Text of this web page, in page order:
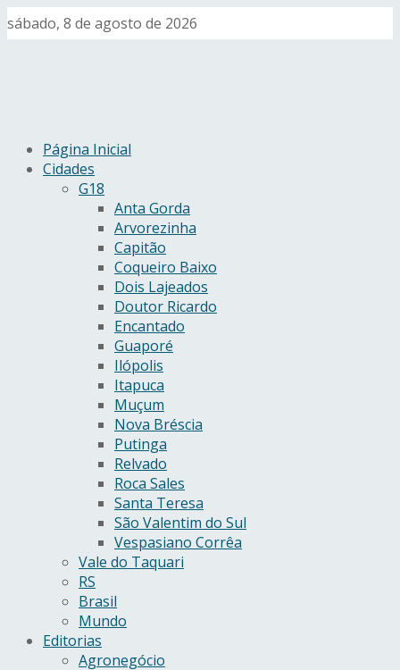
sábado, 8 de agosto de 2026
Página Inicial
Cidades
G18
Anta Gorda
Arvorezinha
Capitão
Coqueiro Baixo
Dois Lajeados
Doutor Ricardo
Encantado
Guaporé
Ilópolis
Itapuca
Muçum
Nova Bréscia
Putinga
Relvado
Roca Sales
Santa Teresa
São Valentim do Sul
Vespasiano Corrêa
Vale do Taquari
RS
Brasil
Mundo
Editorias
Agronegócio